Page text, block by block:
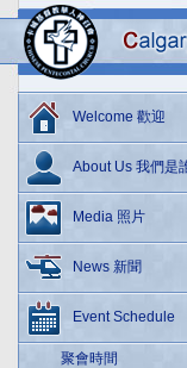
Welcome 歡迎
About Us 我們是
Media 照片
News 新聞
Event Schedule
聚會時間